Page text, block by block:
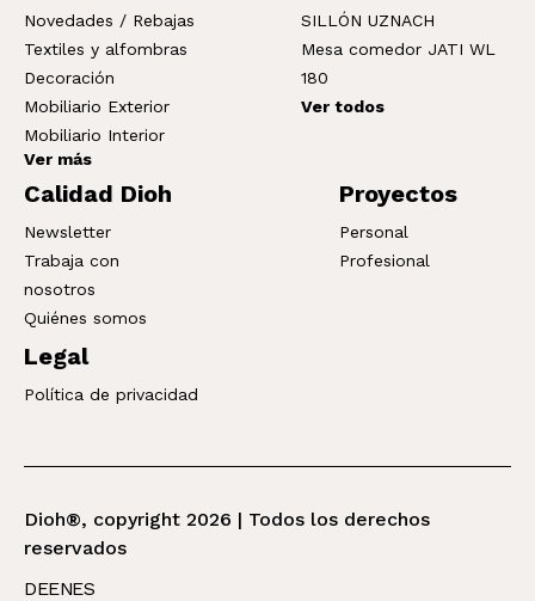
Novedades / Rebajas
Textiles y alfombras
Decoración
Mobiliario Exterior
Mobiliario Interior
Ver más
SILLÓN UZNACH
Mesa comedor JATI WL
180
Ver todos
Calidad Dioh
Newsletter
Trabaja con
nosotros
Quiénes somos
Proyectos
Personal
Profesional
Legal
Política de privacidad
Dioh®, copyright 2026 | Todos los derechos
reservados
DEENES